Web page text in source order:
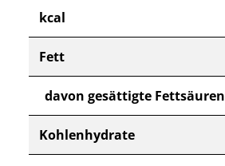
kcal
Fett
davon gesättigte Fettsäuren
Kohlenhydrate